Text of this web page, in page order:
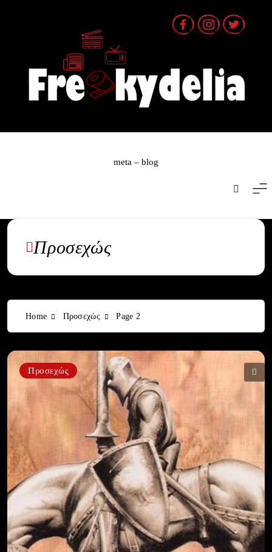
meta – blog
Προσεχώς
Home Προσεχώς Page 2
Προσεχώς